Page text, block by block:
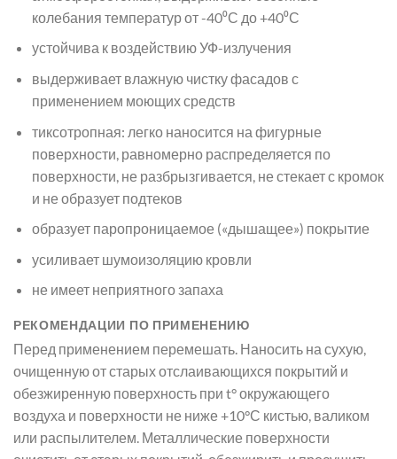
колебания температур от -40⁰С до +40⁰С
устойчива к воздействию УФ-излучения
выдерживает влажную чистку фасадов с
применением моющих средств
тиксотропная: легко наносится на фигурные
поверхности, равномерно распределяется по
поверхности, не разбрызгивается, не стекает с кромок
и не образует подтеков
образует паропроницаемое («дышащее») покрытие
усиливает шумоизоляцию кровли
не имеет неприятного запаха
РЕКОМЕНДАЦИИ ПО ПРИМЕНЕНИЮ
Перед применением перемешать. Наносить на сухую,
очищенную от старых отслаивающихся покрытий и
обезжиренную поверхность при t° окружающего
воздуха и поверхности не ниже +10°С кистью, валиком
или распылителем. Металлические поверхности